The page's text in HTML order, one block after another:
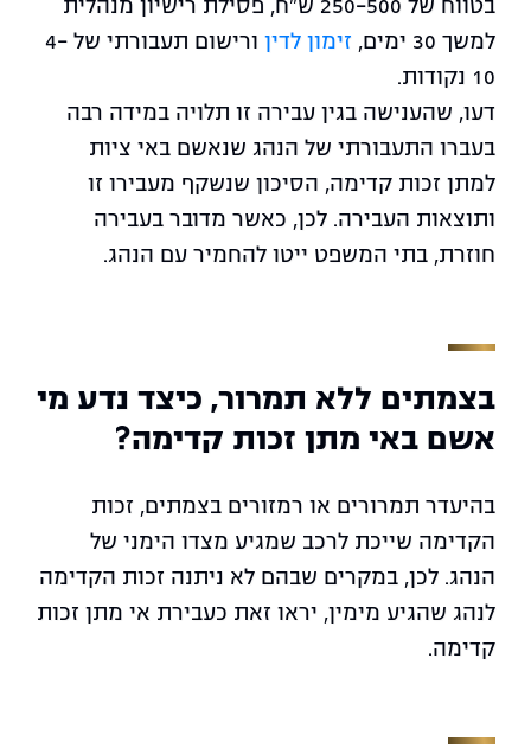
בטווח של 250-500 ש"ח, פסילת רישיון מנהלית
למשך 30 ימים,
זימון לדין
ורישום תעבורתי של 4-
10 נקודות.
דעו, שהענישה בגין עבירה זו תלויה במידה רבה
בעברו התעבורתי של הנהג שנאשם באי ציות
למתן זכות קדימה, הסיכון שנשקף מעבירו זו
ותוצאות העבירה. לכן, כאשר מדובר בעבירה
חוזרת, בתי המשפט ייטו להחמיר עם הנהג.
בצמתים ללא תמרור, כיצד נדע מי
אשם באי מתן זכות קדימה?
בהיעדר תמרורים או רמזורים בצמתים, זכות
הקדימה שייכת לרכב שמגיע מצדו הימני של
הנהג. לכן, במקרים שבהם לא ניתנה זכות הקדימה
לנהג שהגיע מימין, יראו זאת כעבירת אי מתן זכות
קדימה.